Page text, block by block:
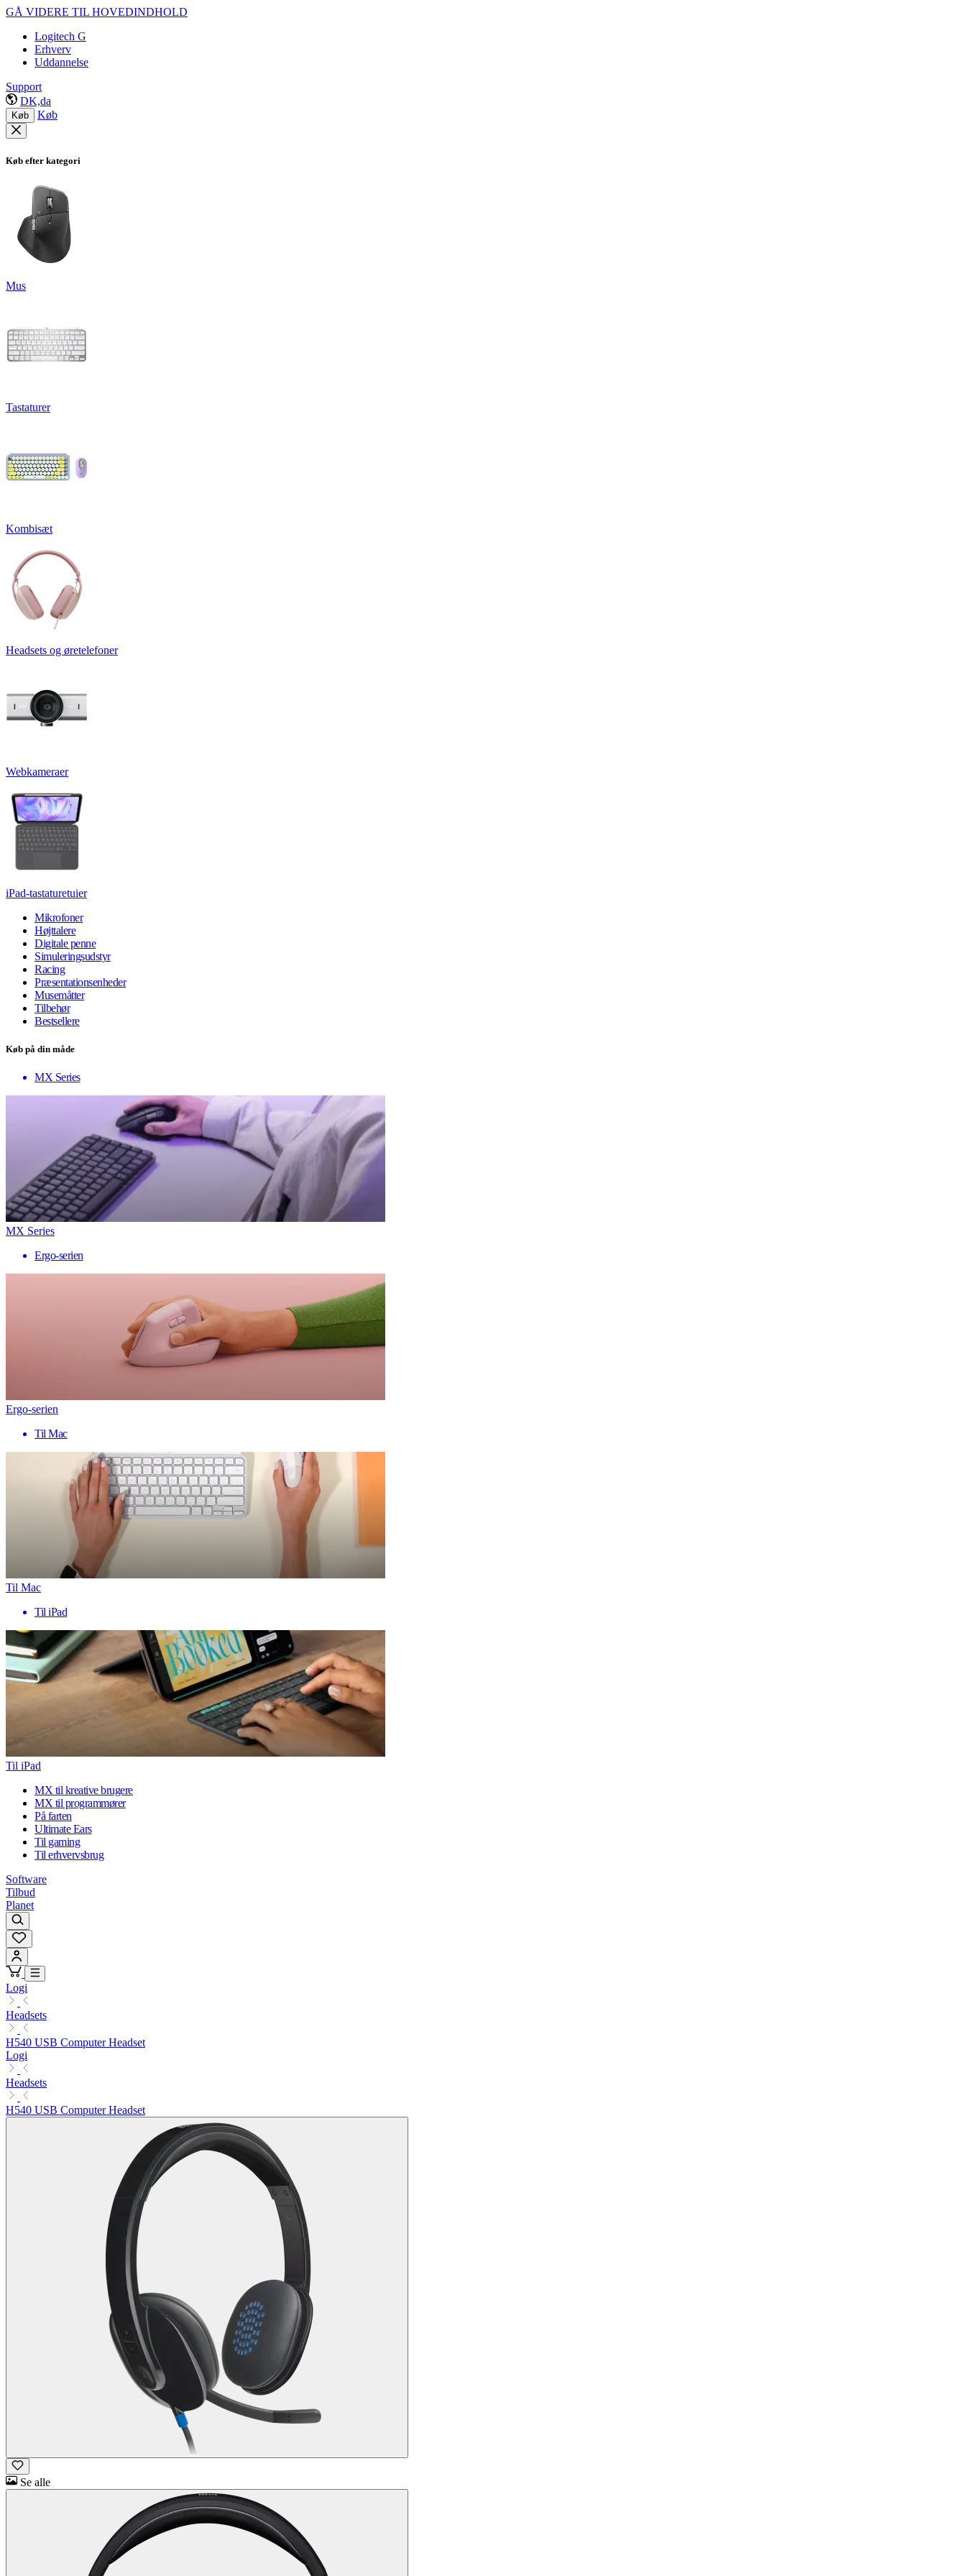
GÅ VIDERE TIL HOVEDINDHOLD
Logitech G
Erhverv
Uddannelse
Support
DK,da
Køb Køb
Køb efter kategori
Mus
Tastaturer
Kombisæt
Headsets og øretelefoner
Webkameraer
iPad-tastaturetuier
Mikrofoner
Højttalere
Digitale penne
Simuleringsudstyr
Racing
Præsentationsenheder
Musemåtter
Tilbehør
Bestsellere
Køb på din måde
MX Series
MX Series
Ergo-serien
Ergo-serien
Til Mac
Til Mac
Til iPad
Til iPad
MX til kreative brugere
MX til programmører
På farten
Ultimate Ears
Til gaming
Til erhvervsbrug
Software
Tilbud
Planet
Logi
Headsets
H540 USB Computer Headset
Logi
Headsets
H540 USB Computer Headset
Se alle